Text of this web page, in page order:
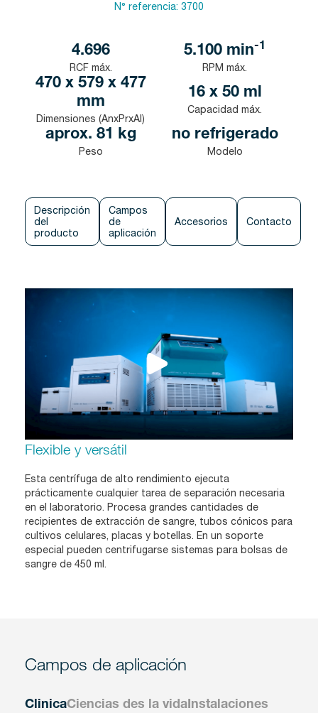
N° referencia: 3700
4.696
RCF máx.
5.100 min-1
RPM máx.
470 x 579 x 477
mm
Dimensiones (AnxPrxAl)
16 x 50 ml
Capacidad máx.
aprox. 81 kg
Peso
no refrigerado
Modelo
Descripción
del
producto
Campos
de
aplicación
Accesorios Contacto
Flexible y versátil
Esta centrífuga de alto rendimiento ejecuta
prácticamente cualquier tarea de separación necesaria
en el laboratorio. Procesa grandes cantidades de
recipientes de extracción de sangre, tubos cónicos para
cultivos celulares, placas y botellas. En un soporte
especial pueden centrifugarse sistemas para bolsas de
sangre de 450 ml.
Campos de aplicación
ClinicaCiencias des la vidaInstalaciones